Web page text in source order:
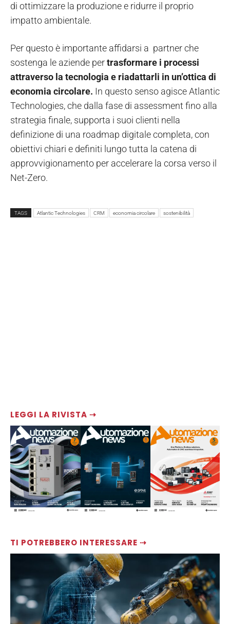
LEGGI LA RIVISTA ⇢
TI POTREBBERO INTERESSARE ⇢
di ottimizzare la produzione e ridurre il proprio
impatto ambientale.
Per questo è importante affidarsi a partner che
sostenga le aziende pertrasformare i processi
attraverso la tecnologia e riadattarli in un’ottica di
economia circolare. In questo senso agisce Atlantic
Technologies, che dalla fase di assessment fino alla
strategia finale, supporta i suoi clienti nella
definizione di una roadmap digitale completa, con
obiettivi chiari e definiti lungo tutta la catena di
approvvigionamento per accelerare la corsa verso il
Net-Zero.
TAGS Atlantic Technologies CRM economia circolare sostenibilità